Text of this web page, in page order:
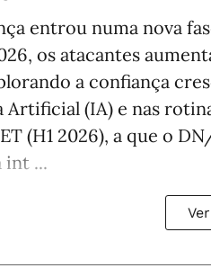
entrou numa nova
os atacantes
a confiança
Artificial (IA) e nas
(H1 2026), a que o
int ...